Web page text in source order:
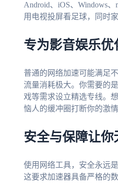
Android、iOS、Windows
用电视投屏看足球，同时
专为影音娱乐优
普通的网络加速可能满足
流量消耗极大。你需要的
戏等需求设立精选专线。
恼人的缓冲圈打断你的激情
安全与保障让你
使用网络工具，安全永远
这要求加速器具备严格的